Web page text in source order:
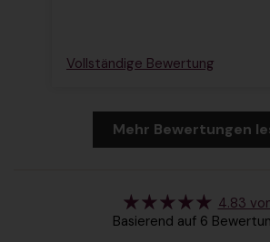
Vollständige Bewertung
Mehr Bewertungen
4.83
Basierend auf 6